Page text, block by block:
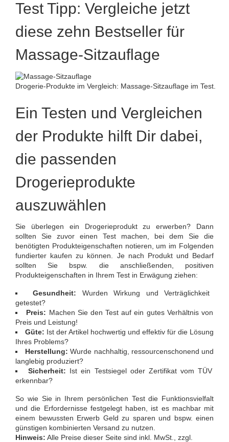
Test Tipp: Vergleiche jetzt
diese zehn Bestseller für
Massage-Sitzauflage
Drogerie-Produkte im Vergleich: Massage-Sitzauflage im Test.
Ein Testen und Vergleichen
der Produkte hilft Dir dabei,
die passenden
Drogerieprodukte
auszuwählen
Sie überlegen ein Drogerieprodukt zu erwerben? Dann
sollten Sie zuvor einen Test machen, bei dem Sie die
benötigten Produkteigenschaften notieren, um im Folgenden
fundierter kaufen zu können. Je nach Produkt und Bedarf
sollten Sie bspw. die anschließenden, positiven
Produkteigenschaften in Ihrem Test in Erwägung ziehen:
Gesundheit: Wurden Wirkung und Verträglichkeit
getestet?
Preis: Machen Sie den Test auf ein gutes Verhältnis von
Preis und Leistung!
Güte: Ist der Artikel hochwertig und effektiv für die Lösung
Ihres Problems?
Herstellung: Wurde nachhaltig, ressourcenschonend und
langlebig produziert?
Sicherheit: Ist ein Testsiegel oder Zertifikat vom TÜV
erkennbar?
So wie Sie in Ihrem persönlichen Test die Funktionsvielfalt
und die Erfordernisse festgelegt haben, ist es machbar mit
einem bewussten Erwerb Geld zu sparen und bspw. einen
günstigen kombinierten Versand zu nutzen.
Hinweis: Alle Preise dieser Seite sind inkl. MwSt., zzgl.